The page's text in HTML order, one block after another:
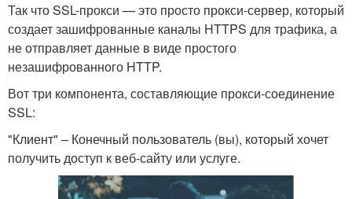
Так что SSL-прокси — это просто прокси-сервер, который
создает зашифрованные каналы HTTPS для трафика, а
не отправляет данные в виде простого
незашифрованного HTTP.
Вот три компонента, составляющие прокси-соединение
SSL:
"Клиент" – Конечный пользователь (вы), который хочет
получить доступ к веб-сайту или услуге.